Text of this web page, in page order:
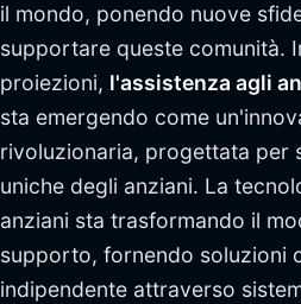
il mondo, ponendo nuove
supportare queste comunità.
proiezioni, l'assistenza agli
sta emergendo come
rivoluzionaria, progettata per
uniche degli anziani. La
anziani sta trasformando il
supporto, fornendo soluzioni
indipendente attraverso